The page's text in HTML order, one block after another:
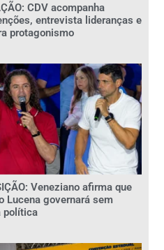
CDV acompanha
entrevista lideranças e
protagonismo
Veneziano afirma que
Lucena governará sem
política